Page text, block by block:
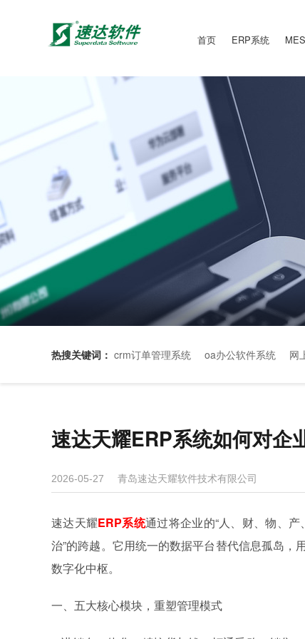
首页 ERP系统
热搜关键词： crm订单管理系统 oa办公软件系统 网
速达天耀ERP系统如何对企
2026-05-27 青岛速达天耀软件技术有限公司
速达天耀ERP系统通过将企业的“人、财、物、产
治”的跨越。它用统一的数据平台替代信息孤岛
数字化中枢。
一、五大核心模块，重塑管理模式